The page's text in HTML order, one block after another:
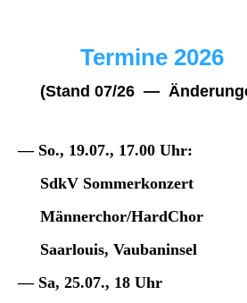
Termine 2026
(Stand 07/26 —
— So., 19.07., 17.00 Uhr:
SdkV Sommerkonzert
Männerchor/HardChor
Saarlouis, Vaubaninsel
— Sa, 25.07., 18 Uhr